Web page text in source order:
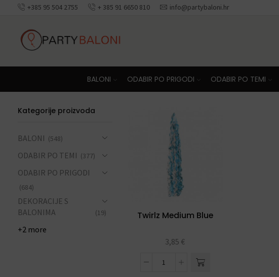
+385 95 504 2755 + 385 91 6650 810 info@partybaloni.hr
Besplatna dostava iznad 70 €
BALONI ODABIR PO PRIGODI ODABIR PO TEMI
Twirlz Medium Blue
3,85 €
Kategorije proizvoda
BALONI (548)
ODABIR PO TEMI (377)
ODABIR PO PRIGODI
(684)
DEKORACIJE S
BALONIMA
(19)
+2 more